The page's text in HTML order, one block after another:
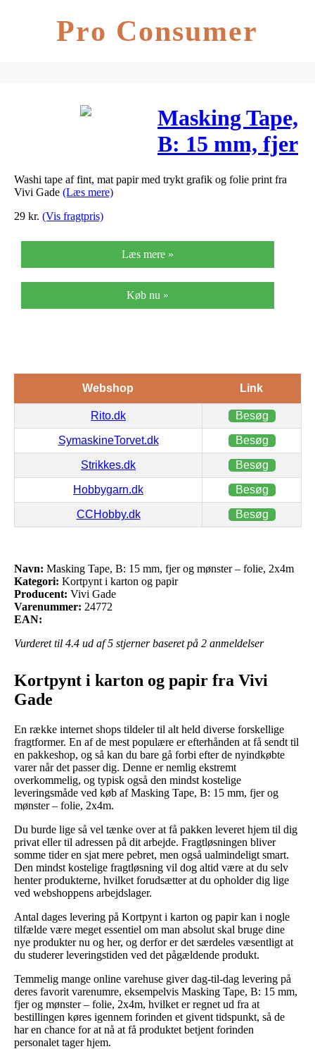
Pro Consumer
Masking Tape,
B: 15 mm, fjer
og mønster –
Washi tape af fint, mat papir med trykt grafik og folie print fra
Vivi Gade (Læs mere)
29 kr. (Vis fragtpris)
Læs mere »
Køb nu »
Webshop Link
Rito.dk Besøg
SymaskineTorvet.dk Besøg
Strikkes.dk Besøg
Hobbygarn.dk Besøg
CCHobby.dk Besøg
Navn: Masking Tape, B: 15 mm, fjer og mønster – folie, 2x4m
Kategori: Kortpynt i karton og papir
Producent: Vivi Gade
Varenummer: 24772
EAN:
Vurderet til 4.4 ud af 5 stjerner baseret på 2 anmeldelser
Kortpynt i karton og papir fra Vivi
Gade
En række internet shops tildeler til alt held diverse forskellige
fragtformer. En af de mest populære er efterhånden at få sendt til
en pakkeshop, og så kan du bare gå forbi efter de nyindkøbte
varer når det passer dig. Denne er nemlig ekstremt
overkommelig, og typisk også den mindst kostelige
leveringsmåde ved køb af Masking Tape, B: 15 mm, fjer og
mønster – folie, 2x4m.
Du burde lige så vel tænke over at få pakken leveret hjem til dig
privat eller til adressen på dit arbejde. Fragtløsningen bliver
somme tider en sjat mere pebret, men også ualmindeligt smart.
Den mindst kostelige fragtløsning vil dog altid være at du selv
henter produkterne, hvilket forudsætter at du opholder dig lige
ved webshoppens arbejdslager.
Antal dages levering på Kortpynt i karton og papir kan i nogle
tilfælde være meget essentiel om man absolut skal bruge dine
nye produkter nu og her, og derfor er det særdeles væsentligt at
du studerer leveringstiden ved det pågældende produkt.
Temmelig mange online varehuse giver dag-til-dag levering på
deres favorit varenumre, eksempelvis Masking Tape, B: 15 mm,
fjer og mønster – folie, 2x4m, hvilket er regnet ud fra at
bestillingen køres igennem forinden et givent tidspunkt, så de
har en chance for at nå at få produktet betjent forinden
personalet tager hjem.